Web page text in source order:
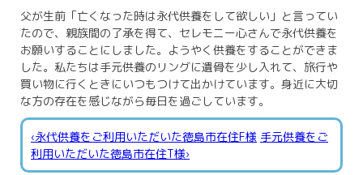
父が生前「亡くなった時は永代供養をして欲しい」と言ってい
たので、親族間の了承を得て、セレモニー心さんで永代供養を
お願いすることにしました。ようやく供養をすることができま
した。私たちは手元供養のリングに遺骨を少し入れて、旅行や
買い物に行くときにいつもつけて出かけています。身近に大切
な方の存在を感じながら毎日を過ごしています。
‹永代供養をご利用いただいた徳島市在住F様 手元供養をご
利用いただいた徳島市在住T様›